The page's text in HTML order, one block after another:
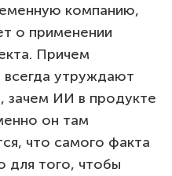
компанию,
о применении
Причем
утруждают
зачем ИИ в продукте
он там
что самого факта
для того, чтобы